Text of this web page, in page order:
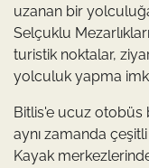
uzanan bir
Selçuklu
turistik noktalar,
yolculuk yapma
Bitlis'e ucuz otobüs
aynı zamanda çeşitli
Kayak